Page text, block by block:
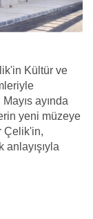
Kültür ve
ayında
yeni müzeye
Çelik'in,